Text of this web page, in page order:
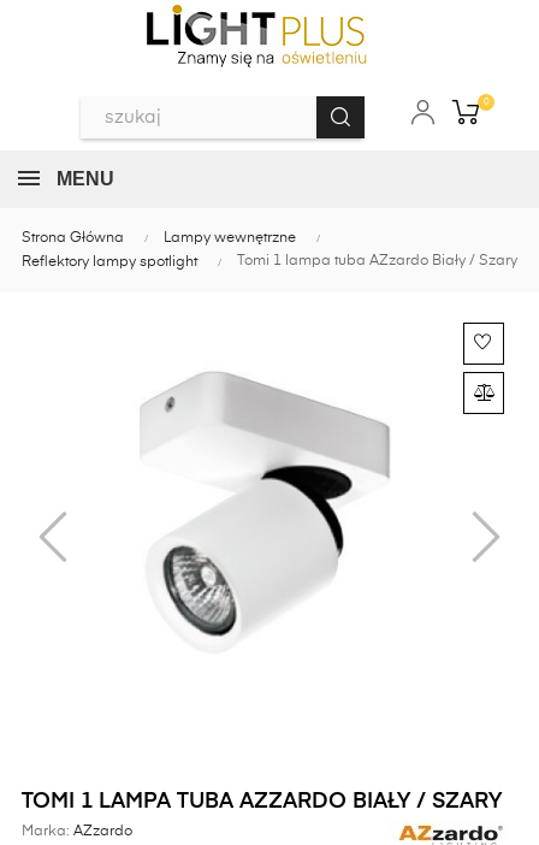
0
MENU
Strona Główna
Lampy wewnętrzne
Reflektory lampy spotlight
Tomi 1 lampa tuba AZzardo Biały / Szary
TOMI 1 LAMPA TUBA AZZARDO BIAŁY / SZARY
Marka: AZzardo